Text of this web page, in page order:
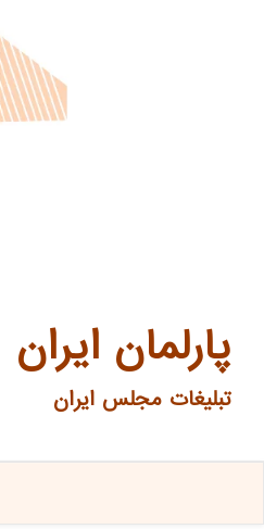
پارلمان ایران
تبلیغات مجلس ایران